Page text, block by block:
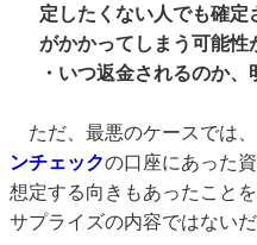
定したくない人でも確
がかかってしまう可能性
・いつ返金されるのか
ただ、最悪のケースでは、
ンチェックの口座にあった
想定する向きもあったこと
サプライズの内容ではないだ